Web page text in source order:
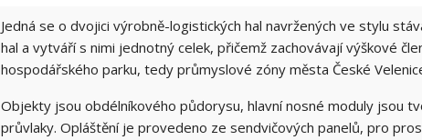
Jedná se o dvojici výrobně-logistických hal navržených ve stylu
hal a vytváří s nimi jednotný celek, přičemž zachovávají výškové
hospodářského parku, tedy průmyslové zóny města České
Objekty jsou obdélníkového půdorysu, hlavní nosné moduly jsou
průvlaky. Opláštění je provedeno ze sendvičových panelů, pro